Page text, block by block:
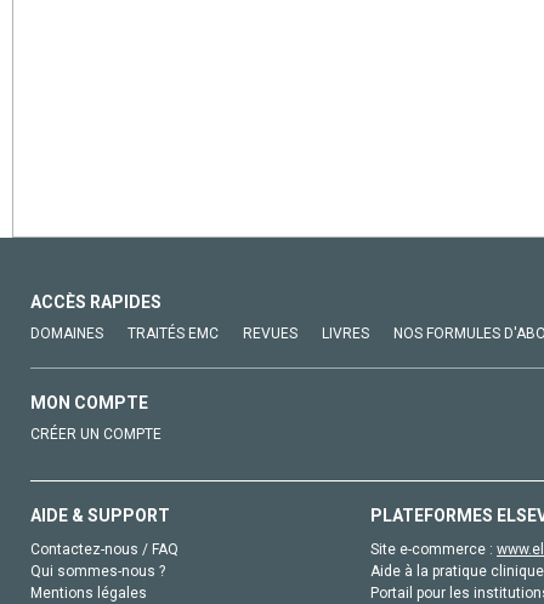
ACCÈS RAPIDES
DOMAINES TRAITÉS EMC REVUES LIVRES NOS FORMULES
MON COMPTE
CRÉER UN COMPTE
AIDE & SUPPORT
Contactez-nous / FAQ
Qui sommes-nous ?
Mentions légales
PLATEFORMES
Site e-commerce :
Aide à la pratique
Portail pour les